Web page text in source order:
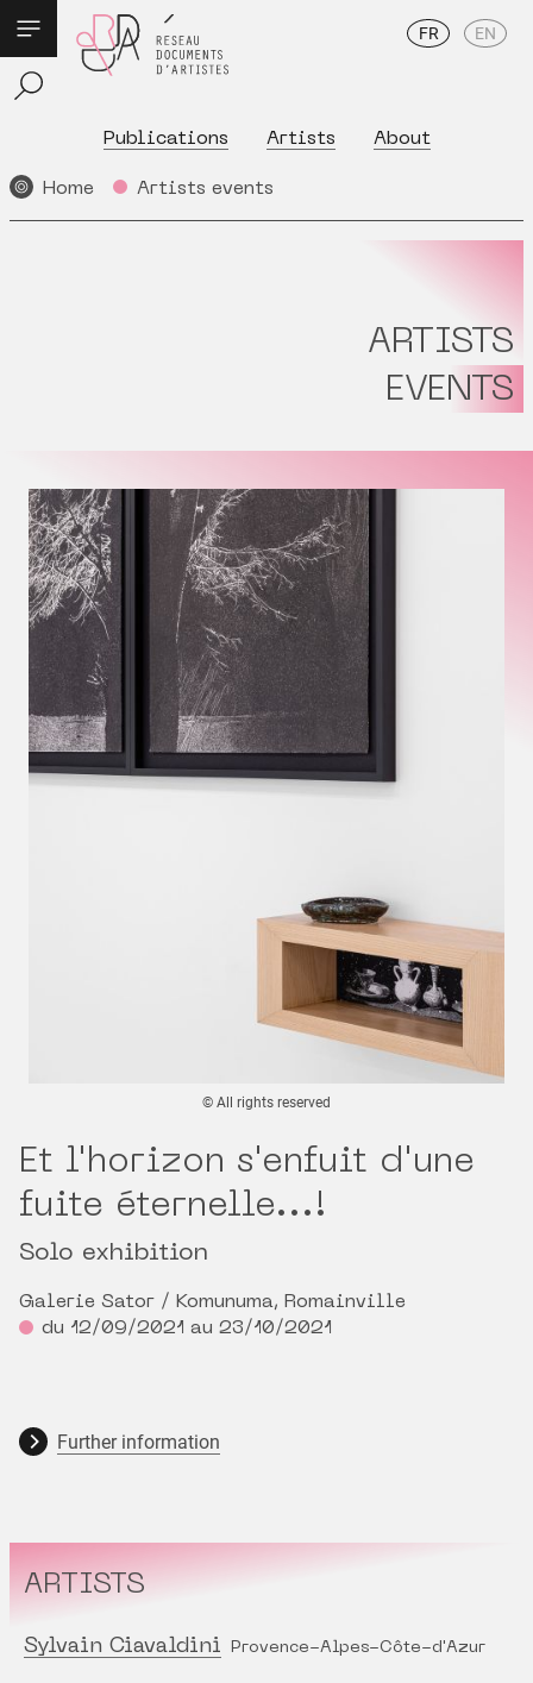
Publications Artists About
FR EN
Home Artists events
ARTISTS
EVENTS
© All rights reserved
Et l'horizon s'enfuit d'une
fuite éternelle...!
Solo exhibition
Galerie Sator / Komunuma, Romainville
du 12/09/2021 au 23/10/2021
Further information
ARTISTS
Sylvain Ciavaldini Provence-Alpes-Côte-d'Azur